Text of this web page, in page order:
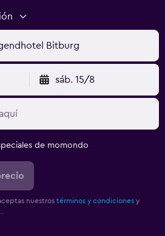
Bitburg
sáb. 15/8
de momondo
nuestros términos y condiciones y